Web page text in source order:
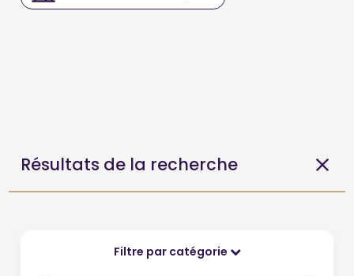
Résultats de la recherche
Filtre par catégorie